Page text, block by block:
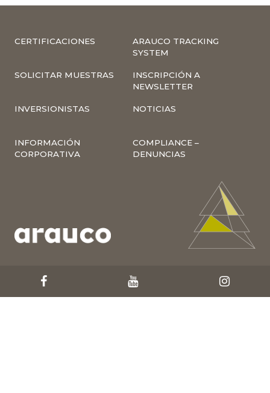
CERTIFICACIONES
ARAUCO TRACKING
SYSTEM
SOLICITAR MUESTRAS
INSCRIPCIÓN A
NEWSLETTER
INVERSIONISTAS NOTICIAS
INFORMACIÓN
CORPORATIVA
COMPLIANCE –
DENUNCIAS